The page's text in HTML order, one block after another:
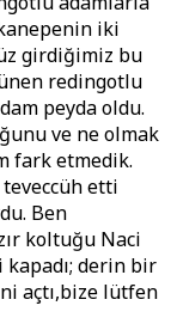
iki
girdiğimiz bu
redingotlu
peyda oldu.
ve ne olmak
fark etmedik.
etti
Ben
koltuğu Naci
derin bir
açtı,bize lütfen